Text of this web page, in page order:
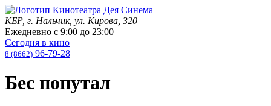
КБР, г. Нальчик, ул. Кирова, 320
Ежедневно с 9:00 до 23:00
Сегодня в кино
8 (8662) 96-79-28
Бес попутал